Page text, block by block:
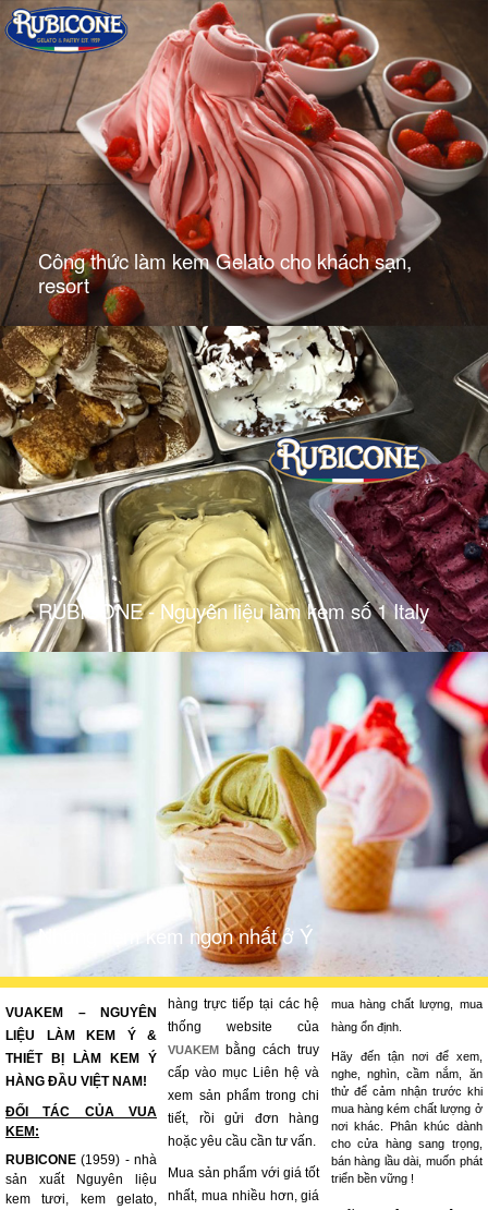
Công thức làm kem Gelato cho khách sạn,
resort
RUBICONE - Nguyên liệu làm kem số 1 Italy
Những tiệm kem ngon nhất ở Ý
VUAKEM – NGUYÊN
LIỆU LÀM KEM Ý &
THIẾT BỊ LÀM KEM Ý
HÀNG ĐẦU VIỆT NAM!
ĐỐI TÁC CỦA VUA
KEM:
RUBICONE (1959) - nhà
sản xuất Nguyên liệu
kem tươi, kem gelato,
hàng trực tiếp tại các hệ
thống website của
VUAKEM
bằng cách truy
cấp vào mục Liên hệ và
xem sản phẩm trong chi
tiết, rồi gửi đơn hàng
hoặc yêu cầu cần tư vấn.
Mua sản phẩm với giá tốt
nhất, mua nhiều hơn, giá
mua hàng chất lượng, mua
hàng ổn định.
Hãy đến tận nơi để xem,
nghe, nghìn, cầm nắm, ăn
thử để cảm nhận trước khi
mua hàng kém chất lượng ở
nơi khác. Phân khúc dành
cho cửa hàng sang trọng,
bán hàng lầu dài, muốn phát
triển bền vững !